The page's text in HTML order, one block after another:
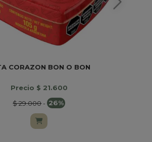
CORAZON BON O BON
Precio $ 21.600
$ 29.000- 26%